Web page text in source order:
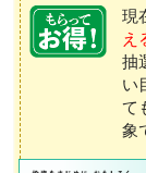
現
え
抽
い
て
象